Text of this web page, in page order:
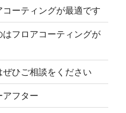
ーティングが最適です
フロアコーティングが
ひご相談をください
アフター